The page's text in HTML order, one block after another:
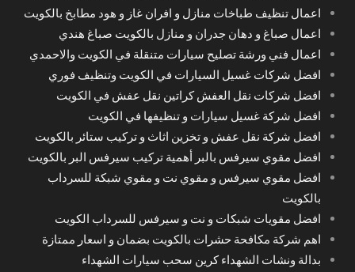
اعمال تنظيف طباخات منازل و افران غاز و هود مطابخ بالكويت
اعمال صباغ و دهان جدران و منازل بالكويت صباغ هندي
اعمال فني ورشة تصليح سيارات متنقلة في الكويت والاحمدي
افضل شركات غسيل السيارات في الكويت وتنظيف فوري
افضل شركات نقل العفش كراتين نقل عفش في الكويت
افضل شركة غسيل سيارات و تنظيفها في الكويت
افضل شركة نقل عفش و تخزين اثاث و تركيب ستائر بالكويت
افضل مقوي سيرفس بالبر أهمية تركيب سيرفس البر بالكويت
افضل مقوي سيرفس و مقوي نت و مقوي شبكة للسرداب
بالكويت
افضل مقويات شبكات و نت و سيرفس للسرداب الكويت
اهم شركة مكافحة حشرات بالكويت بضمان و اسعار ممتازة
بدالة ونشات الشهداء كرين سحب سيارات الشهداء